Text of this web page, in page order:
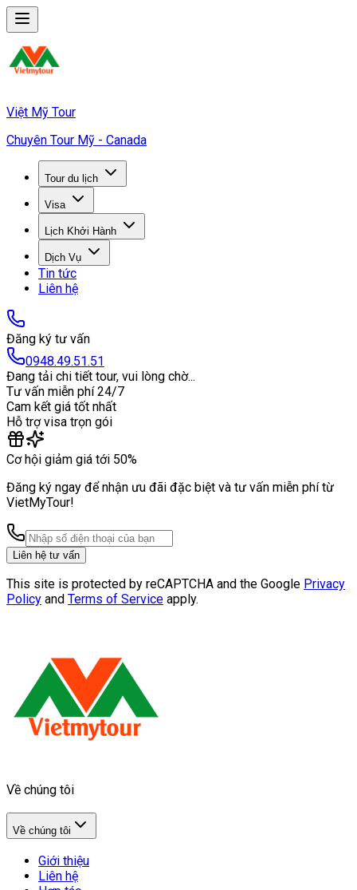
Việt Mỹ Tour
Chuyên Tour Mỹ - Canada
Tour du lịch
Visa
Lịch Khởi Hành
Dịch Vụ
Tin tức
Liên hệ
Đăng ký tư vấn
0948.49.51.51
Đang tải chi tiết tour, vui lòng chờ...
Tư vấn miễn phí 24/7
Cam kết giá tốt nhất
Hỗ trợ visa trọn gói
Cơ hội giảm giá tới 50%
Đăng ký ngay để nhận ưu đãi đặc biệt và tư vấn miễn phí từ
VietMyTour!
Liên hệ tư vấn
This site is protected by reCAPTCHA and the Google Privacy
Policy and Terms of Service apply.
Về chúng tôi
Về chúng tôi
Giới thiệu
Liên hệ